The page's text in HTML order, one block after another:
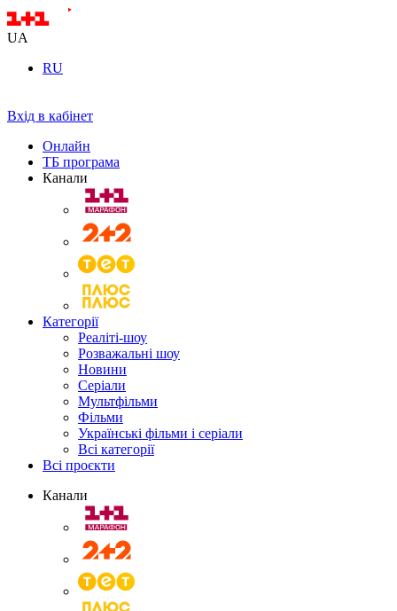
UA
RU
Вхід в кабінет
Онлайн
ТБ програма
Канали
Категорії
Реаліті-шоу
Розважальні шоу
Новини
Серіали
Мультфільми
Фільми
Українські фільми і серіали
Всі категорії
Всі проєкти
Канали